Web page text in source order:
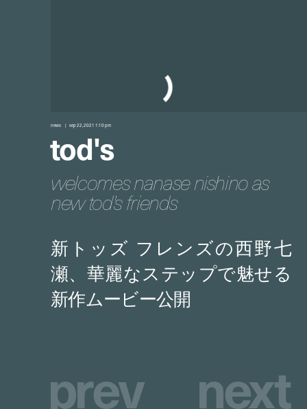
news sep 22, 2021 1:10 pm
tod's
welcomes nanase nishino as
new tod's friends
prev next